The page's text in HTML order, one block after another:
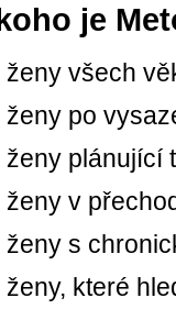
je
všech
po
plánující
v
s
které